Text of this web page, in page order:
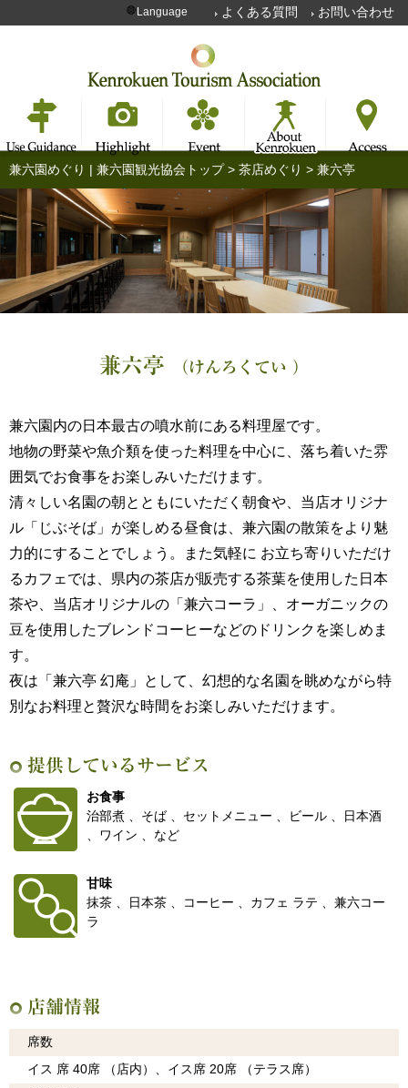
Language よくある質問 お問い合わせ
兼六園めぐり | 兼六園観光協会トップ> 茶店めぐり > 兼六亭
兼六亭 （けんろくてい ）
兼六園内の日本最古の噴水前にある料理屋です。
地物の野菜や魚介類を使った料理を中心に、落ち着いた雰
囲気でお食事をお楽しみいただけます。
清々しい名園の朝とともにいただく朝食や、当店オリジナ
ル「じぶそば」が楽しめる昼食は、兼六園の散策をより魅
力的にすることでしょう。また気軽に お立ち寄りいただけ
るカフェでは、県内の茶店が販売する茶葉を使用した日本
茶や、当店オリジナルの「兼六コーラ」、オーガニックの
豆を使用したブレンドコーヒーなどのドリンクを楽しめま
す。
夜は「兼六亭 幻庵」として、幻想的な名園を眺めながら特
別なお料理と贅沢な時間をお楽しみいただけます。
提供しているサービス
お食事
治部煮 、そば 、セットメニュー 、ビール 、日本酒
、ワイン 、など
甘味
抹茶 、日本茶 、コーヒー 、カフェ ラテ 、兼六コー
ラ
店舗情報
席数
イス 席 40席 （店内）、イス席 20席 （テラス席）